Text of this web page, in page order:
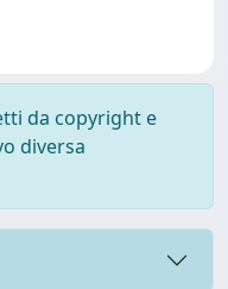
da copyright e
diversa